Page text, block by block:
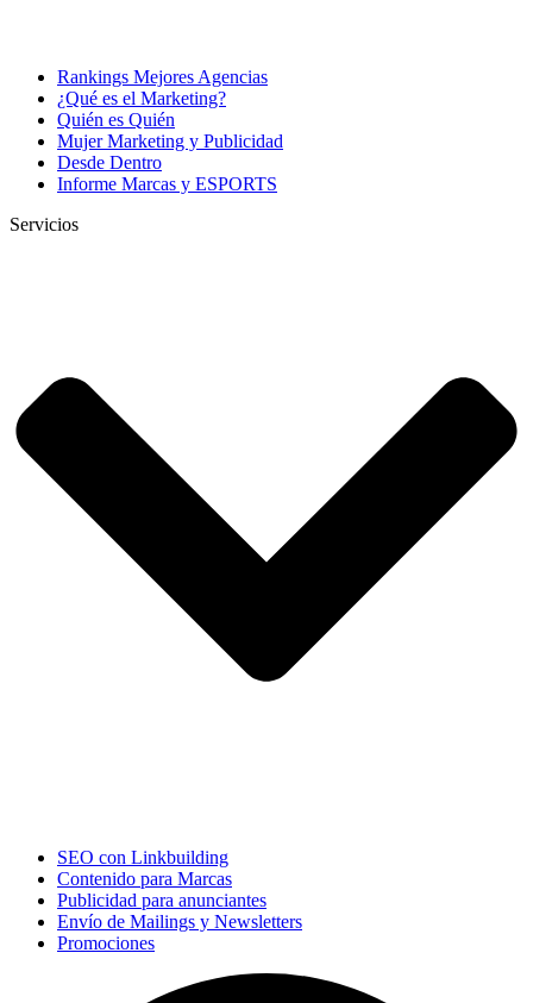
Rankings Mejores Agencias
¿Qué es el Marketing?
Quién es Quién
Mujer Marketing y Publicidad
Desde Dentro
Informe Marcas y ESPORTS
Servicios
SEO con Linkbuilding
Contenido para Marcas
Publicidad para anunciantes
Envío de Mailings y Newsletters
Promociones